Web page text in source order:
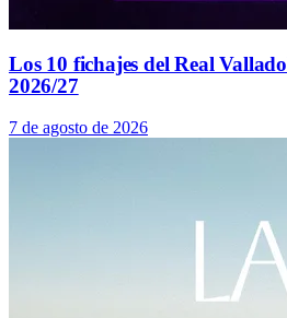
Los 10 fichajes del Real
2026/27
7 de agosto de 2026